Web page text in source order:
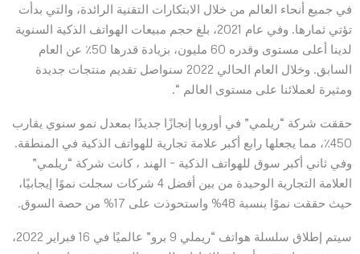
في جميع أنحاء العالم من خلال الابتكارات التقنية الرائدة، والتي بدأت
تؤتي ثمارها. وفي عام 2021، بلغ حجم مبيعات الهواتف الذكية السنوية
لدينا أعلى مستوى وقدره 60 مليون، بزيادة قدرها 50٪ عن العام
السابق. وخلال العام الحالي 2022 سنواصل تقديم منتجات جديدة
ومثيرة لعملائنا على مستوى العالم “.
حققت شركة “ريلمي” في أوروبا إنجازًا جديدًا بمعدل نمو سنوي يقارب
450٪، مما يجعلها رابع أكبر علامة تجارية للهواتف الذكية في المنطقة.
وفي ثاني أكبر سوق للهواتف الذكية – الهند ، كانت شركة “ريلمي”
العلامة التجارية الوحيدة من بين أفضل 4 شركات سجلت نموًا إيجابيًا،
حيث حققت نموًا بنسبة 48% واستحوذت على 17% من حصة السوق.
سيتم إطلاق سلسلة هواتف “ريملي 9 برو” عالميًا في 16 فبراير 2022،